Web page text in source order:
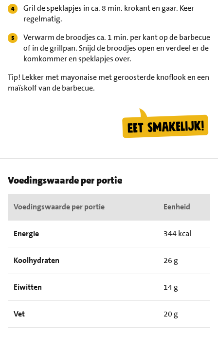
Gril de speklapjes in ca. 8 min. krokant en gaar. Keer
regelmatig.
Verwarm de broodjes ca. 1 min. per kant op de barbecue
of in de grillpan. Snijd de broodjes open en verdeel er de
komkommer en speklapjes over.
Tip! Lekker met mayonaise met geroosterde knoflook en een
maïskolf van de barbecue.
Voedingswaarde per portie
Voedingswaarde per portie Eenheid
Energie 344 kcal
Koolhydraten 26 g
Eiwitten 14 g
Vet 20 g